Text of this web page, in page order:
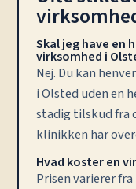
Skal jeg have en
virksomhed i
Nej. Du kan
i Olsted uden en
stadig tilskud fra
klinikken har
Hvad koster en
Prisen varierer